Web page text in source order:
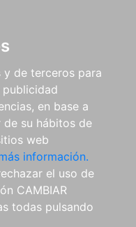
de terceros para
en base a
su hábitos de
web
información.
el uso de
CAMBIAR
todas pulsando